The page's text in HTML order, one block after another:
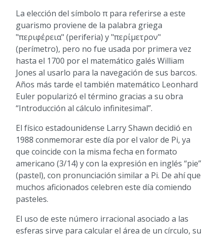
La elección del símbolo π para referirse a este
guarismo proviene de la palabra griega
"περιφέρεια" (periferia) y "περίμετρον"
(perímetro), pero no fue usada por primera vez
hasta el 1700 por el matemático galés William
Jones al usarlo para la navegación de sus barcos.
Años más tarde el también matemático Leonhard
Euler popularizó el término gracias a su obra
“Introducción al cálculo infinitesimal”.
El físico estadounidense Larry Shawn decidió en
1988 conmemorar este día por el valor de Pi, ya
que coincide con la misma fecha en formato
americano (3/14) y con la expresión en inglés “pie”
(pastel), con pronunciación similar a Pi. De ahí que
muchos aficionados celebren este día comiendo
pasteles.
El uso de este número irracional asociado a las
esferas sirve para calcular el área de un círculo, su